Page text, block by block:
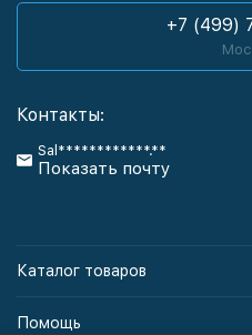
+7 (499)
Контакты:
Sal************.**
Показать почту
Каталог товаров
Помощь